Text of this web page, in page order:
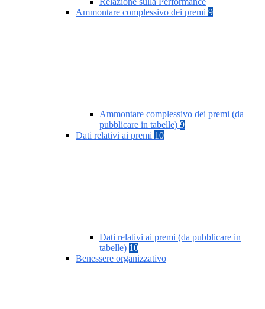
Ammontare complessivo dei premi 9
Ammontare complessivo dei premi (da
pubblicare in tabelle) 9
Dati relativi ai premi 10
Dati relativi ai premi (da pubblicare in
tabelle) 10
Benessere organizzativo